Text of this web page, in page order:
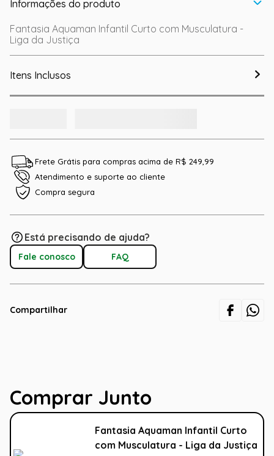
Informações do produto
Fantasia Aquaman Infantil Curto com Musculatura -
Liga da Justiça
Itens Inclusos
Frete Grátis para compras acima de R$ 249,99
Atendimento e suporte ao cliente
Compra segura
Está precisando de ajuda?
Fale conosco FAQ
Compartilhar
Comprar Junto
Fantasia Aquaman Infantil Curto
com Musculatura - Liga da Justiça